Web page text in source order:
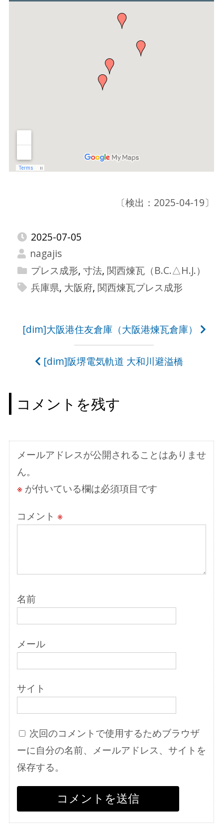
〔検出：2025-04-19〕
2025-07-05
nagajis
プレス成形, 寸法, 関西煉瓦（B.C.△H.J.）
兵庫県, 大阪府, 関西煉瓦プレス成形
投
ビ
ゲ
シ
ョ
ン
[dim]大阪港住友倉庫（大阪港煉瓦倉庫）
[dim]阪堺電気軌道 大和川避溢橋
コメントを残す
メールアドレスが公開されることはありませ
ん。
※が付いている欄は必須項目です
コメント ※
名前
メール
サイト
次回のコメントで使用するためブラウザ
ーに自分の名前、メールアドレス、サイトを
保存する。